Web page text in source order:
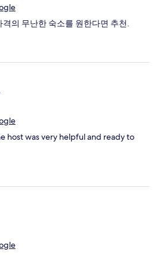
의 무난한 숙소를 원한다면 추천.
host was very helpful and ready to